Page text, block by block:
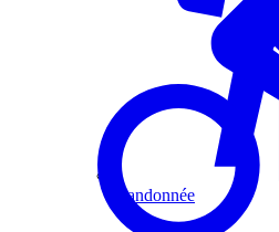
Randonnée